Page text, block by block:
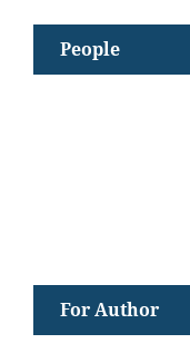
People
For Author